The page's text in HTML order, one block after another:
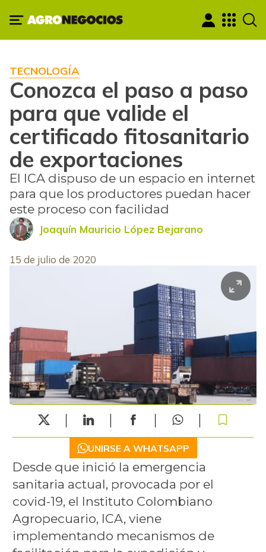
TECNOLOGÍA
Conozca el paso a paso
para que valide el
certificado fitosanitario
de exportaciones
El ICA dispuso de un espacio en internet
para que los productores puedan hacer
este proceso con facilidad
Joaquín Mauricio López Bejarano
15 de julio de 2020
UNIRSE A WHATSAPP
Desde que inició la emergencia
sanitaria actual, provocada por el
covid-19, el Instituto Colombiano
Agropecuario, ICA, viene
implementando mecanismos de